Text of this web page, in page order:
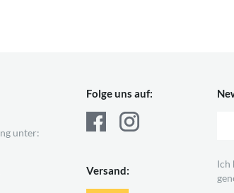
unter:
Folge uns auf:
Versand:
Ich